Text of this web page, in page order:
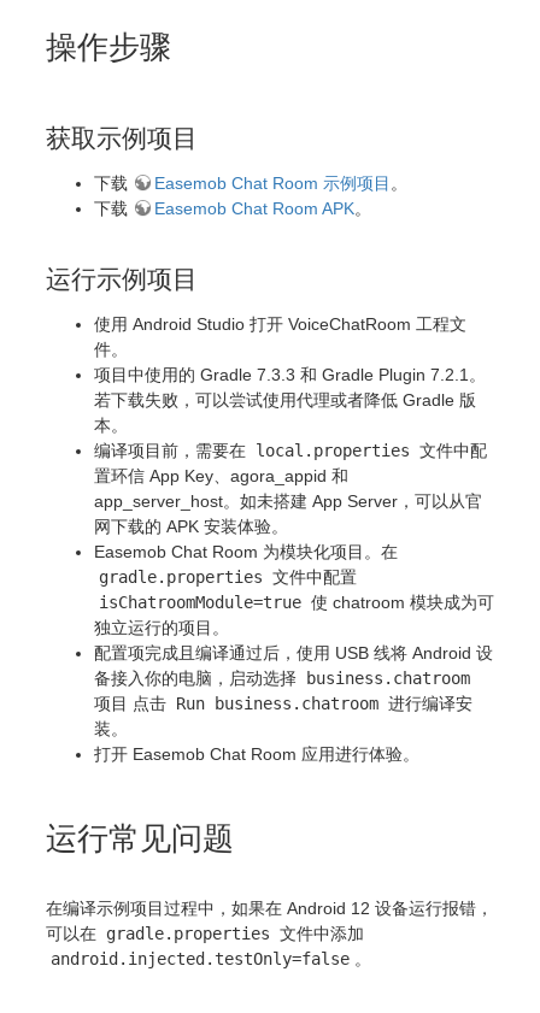
操作步骤
获取示例项目
下载 Easemob Chat Room 示例项目 。
下载
Easemob Chat Room APK。
运行示例项目
使用 Android Studio 打开 VoiceChatRoom 工程文
件。
项目中使用的 Gradle 7.3.3 和 Gradle Plugin 7.2.1。
若下载失败，可以尝试使用代理或者降低 Gradle 版
本。
编译项目前，需要在 local.properties 文件中配
置环信 App Key、agora_appid 和
app_server_host。如未搭建 App Server，可以从官
网下载的 APK 安装体验。
Easemob Chat Room 为模块化项目。在
gradle.properties 文件中配置
isChatroomModule=true 使 chatroom 模块成为可
独立运行的项目。
配置项完成且编译通过后，使用 USB 线将 Android 设
备接入你的电脑，启动选择
business.chatroom
项目 点击 Run business.chatroom 进行编译安
装。
打开 Easemob Chat Room 应用进行体验。
运行常见问题
在编译示例项目过程中，如果在 Android 12 设备运行报错，
可以在 gradle.properties 文件中添加
android.injected.testOnly=false 。